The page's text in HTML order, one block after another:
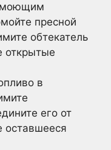
моющим
пресной
обтекатель
открытые
в
его от
оставшееся